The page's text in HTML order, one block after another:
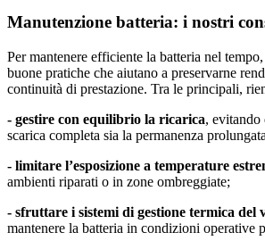
Manutenzione batteria: i nostri
Per mantenere efficiente la batteria nel
buone pratiche che aiutano a preservarne
continuità di prestazione. Tra le principali,
- gestire con equilibrio la ricarica, evitando
scarica completa sia la permanenza
- limitare l’esposizione a temperature
ambienti riparati o in zone ombreggiate;
- sfruttare i sistemi di gestione termica del
mantenere la batteria in condizioni operative